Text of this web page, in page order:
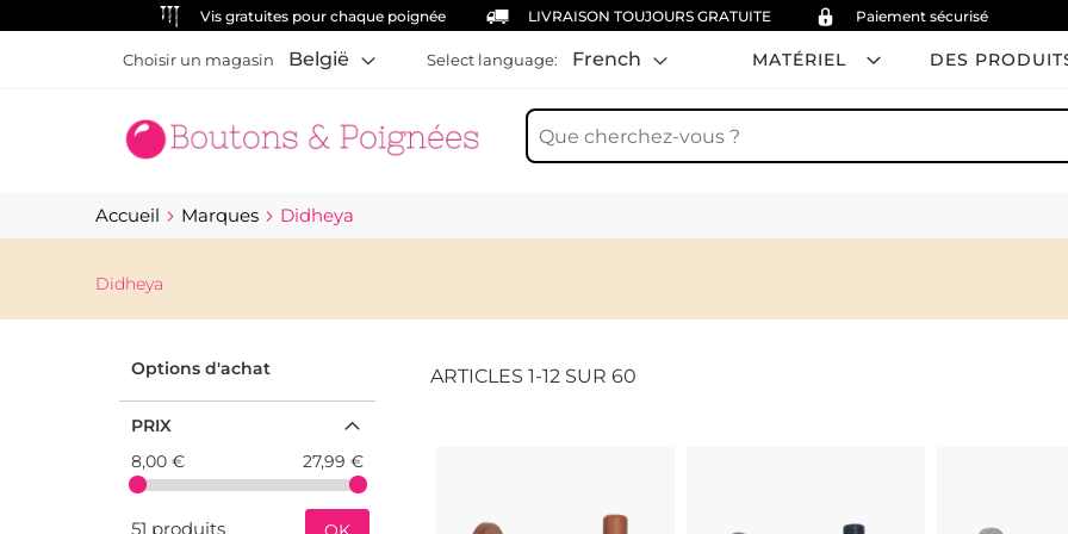
Vis gratuites pour chaque poignée LIVRAISON TOUJOURS GRATUITE Paiement sécurisé
MATÉRIEL DES
Choisir un magasin België Select language: French
Chercher
Accueil Marques Didheya
Didheya
ARTICLES 1-12SUR 60
Options d'achat
PRIX
8,00 €
27,99 €
51 produits